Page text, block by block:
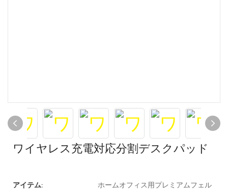
ワイヤレス充電対応分割デスクパッド
アイテム:
ホームオフィス用プレミアムフェル